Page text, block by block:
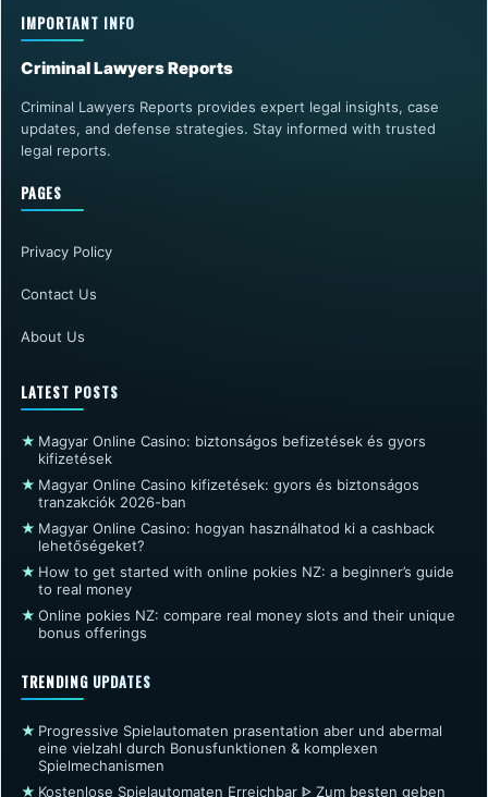
IMPORTANT INFO
Criminal Lawyers Reports
Criminal Lawyers Reports provides expert legal insights, case
updates, and defense strategies. Stay informed with trusted
legal reports.
PAGES
Privacy Policy
Contact Us
About Us
LATEST POSTS
★ Magyar Online Casino: biztonságos befizetések és gyors
kifizetések
★ Magyar Online Casino kifizetések: gyors és biztonságos
tranzakciók 2026-ban
★ Magyar Online Casino: hogyan használhatod ki a cashback
lehetőségeket?
★ How to get started with online pokies NZ: a beginner’s guide
to real money
★ Online pokies NZ: compare real money slots and their unique
bonus offerings
TRENDING UPDATES
★ Progressive Spielautomaten prasentation aber und abermal
eine vielzahl durch Bonusfunktionen & komplexen
Spielmechanismen
★ Kostenlose Spielautomaten Erreichbar ᐈ Zum besten geben